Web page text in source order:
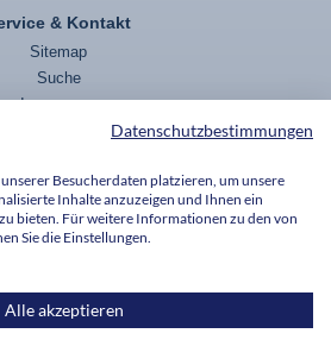
& Kontakt
Sitemap
Suche
Impressum
Bethel sind wegen Förderung mildtätiger,
anerkannter gemeinnütziger Zwecke
nach der Anlage zum Körperschaftsteuerbescheid
§ 3 Nr. 6 des Gewerbesteuergesetzes von der
Gewerbesteuer befreit.
Datenschutzbestimmungen
Besucherdaten platzieren, um unsere
Inhalte anzuzeigen und Ihnen ein
bieten. Für weitere Informationen zu den von
Sie die Einstellungen.
Alle akzeptieren